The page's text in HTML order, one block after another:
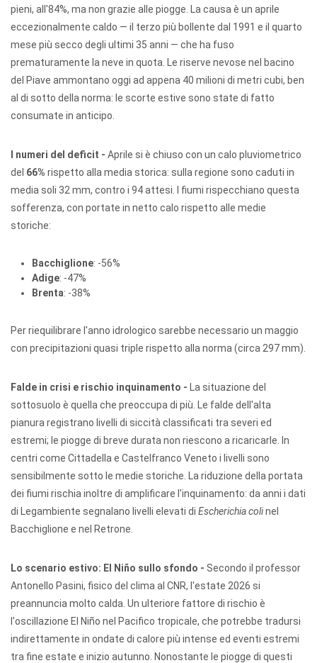
pieni, all'84%, ma non grazie alle piogge. La causa è un aprile
eccezionalmente caldo — il terzo più bollente dal 1991 e il quarto
mese più secco degli ultimi 35 anni — che ha fuso
prematuramente la neve in quota. Le riserve nevose nel bacino
del Piave ammontano oggi ad appena 40 milioni di metri cubi, ben
al di sotto della norma: le scorte estive sono state di fatto
consumate in anticipo.
I numeri del deficit - Aprile si è chiuso con un calo pluviometrico
del 66% rispetto alla media storica: sulla regione sono caduti in
media soli 32 mm, contro i 94 attesi. I fiumi rispecchiano questa
sofferenza, con portate in netto calo rispetto alle medie
storiche:
Bacchiglione: -56%
Adige: -47%
Brenta: -38%
Per riequilibrare l'anno idrologico sarebbe necessario un maggio
con precipitazioni quasi triple rispetto alla norma (circa 297 mm).
Falde in crisi e rischio inquinamento - La situazione del
sottosuolo è quella che preoccupa di più. Le falde dell'alta
pianura registrano livelli di siccità classificati tra severi ed
estremi; le piogge di breve durata non riescono a ricaricarle. In
centri come Cittadella e Castelfranco Veneto i livelli sono
sensibilmente sotto le medie storiche. La riduzione della portata
dei fiumi rischia inoltre di amplificare l'inquinamento: da anni i dati
di Legambiente segnalano livelli elevati di Escherichia colinel
Bacchiglione e nel Retrone.
Lo scenario estivo: El Niño sullo sfondo - Secondo il professor
Antonello Pasini, fisico del clima al CNR, l'estate 2026 si
preannuncia molto calda. Un ulteriore fattore di rischio è
l'oscillazione El Niño nel Pacifico tropicale, che potrebbe tradursi
indirettamente in ondate di calore più intense ed eventi estremi
tra fine estate e inizio autunno. Nonostante le piogge di questi